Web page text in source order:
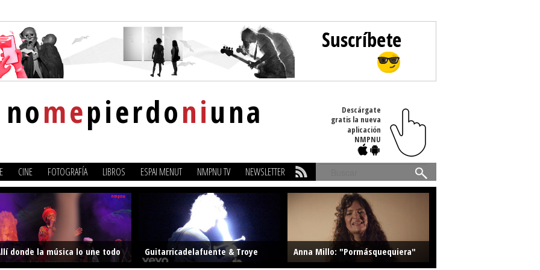
nomepierdoniuna
Descárgate
gratis la nueva
aplicación
NMPNU
CINE FOTOGRAFÍA LIBROS ESPAI MENUT NMPNU TV NEWSLETTER
Buscar
donde la música lo une todo
Guitarricadelafuente & Troye
Anna Millo: "Pormásquequiera"